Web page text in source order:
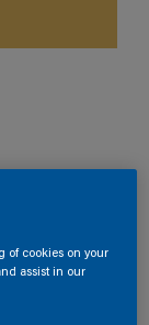
Kleur wijzigen
of cookies on your
assist in our